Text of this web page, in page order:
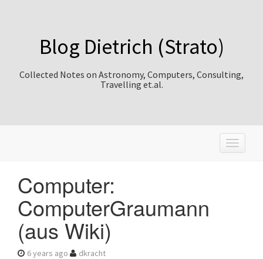
Blog Dietrich (Strato)
Collected Notes on Astronomy, Computers, Consulting,
Travelling et.al.
T
o
Computer:
ComputerGraumann
(aus Wiki)
6 years ago dkracht